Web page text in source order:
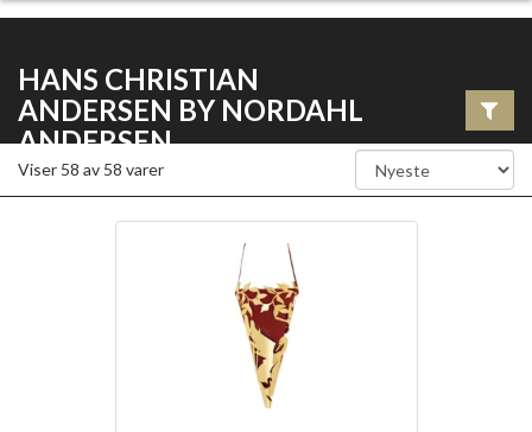
HANS CHRISTIAN
ANDERSEN BY NORDAHL
ANDERSEN
Viser 58 av 58 varer